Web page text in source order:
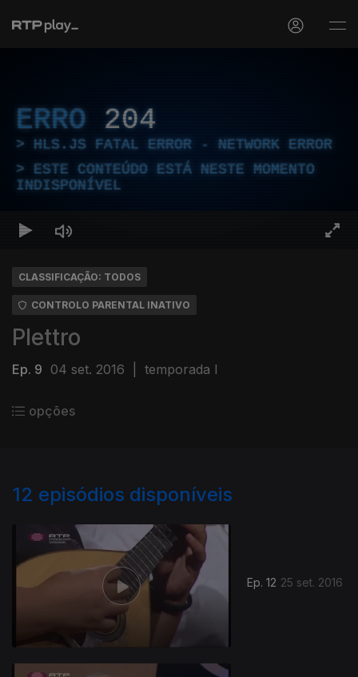
ERRO 204
HLS.JS FATAL ERROR - NETWORK ERROR
ESTE CONTEÚDO ESTÁ NESTE MOMENTO
INDISPONÍVEL
CLASSIFICAÇÃO: TODOS
CONTROLO PARENTAL INATIVO
Plettro
Ep. 9 04 set. 2016 temporada I
opções
12 episódios disponíveis
Ep. 12 25 set. 2016